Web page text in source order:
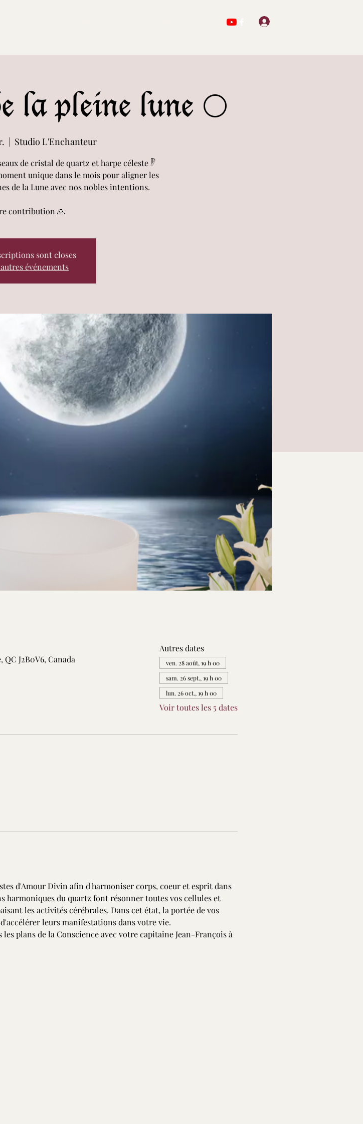
la pleine lune 🌕
  |
Studio L'Enchanteur
de cristal de quartz et harpe céleste 𓏢
unique dans le mois pour aligner les
de la Lune avec nos nobles intentions.
contribution 🙏
sont closes
événements
J2B0V6, Canada
Autres dates
ven. 28 août, 19 h 00
sam. 26 sept., 19 h 00
lun. 26 oct., 19 h 00
Voir toutes les 5 dates
d'Amour Divin afin d'harmoniser corps, coeur et esprit dans
harmoniques du quartz font résonner toutes vos cellules et
les activités cérébrales. Dans cet état, la portée de vos
leurs manifestations dans votre vie.
plans de la Conscience avec votre capitaine Jean-François à